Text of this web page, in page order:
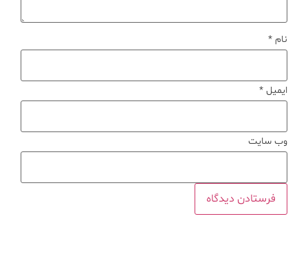
نام *
ایمیل *
وب‌ سایت